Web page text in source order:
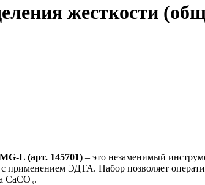
жесткости
L (арт. 145701) – это незаменимый
применением ЭДТА. Набор позволяет
CaCO₃.